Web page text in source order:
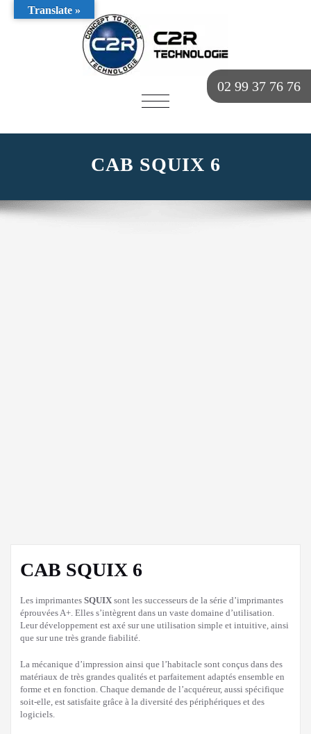
02 99 37 76 76
AFFICHER/MASQUER
CAB SQUIX 6
CAB SQUIX 6
Les imprimantes SQUIXsont les successeurs de la série d’imprimantes
éprouvées A+. Elles s’intègrent dans un vaste domaine d’utilisation.
Leur développement est axé sur une utilisation simple et intuitive, ainsi
que sur une très grande fiabilité.
La mécanique d’impression ainsi que l’habitacle sont conçus dans des
matériaux de très grandes qualités et parfaitement adaptés ensemble en
forme et en fonction. Chaque demande de l’acquéreur, aussi spécifique
soit-elle, est satisfaite grâce à la diversité des périphériques et des
logiciels.
Translate »